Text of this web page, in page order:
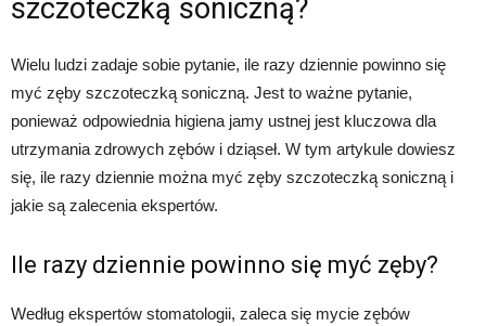
szczoteczką soniczną?
Wielu ludzi zadaje sobie pytanie, ile razy dziennie powinno się
myć zęby szczoteczką soniczną. Jest to ważne pytanie,
ponieważ odpowiednia higiena jamy ustnej jest kluczowa dla
utrzymania zdrowych zębów i dziąseł. W tym artykule dowiesz
się, ile razy dziennie można myć zęby szczoteczką soniczną i
jakie są zalecenia ekspertów.
Ile razy dziennie powinno się myć zęby?
Według ekspertów stomatologii, zaleca się mycie zębów